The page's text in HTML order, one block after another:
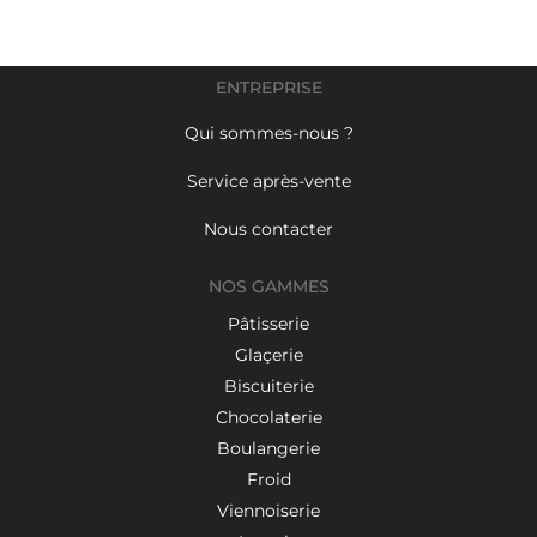
ENTREPRISE
Qui sommes-nous ?
Service après-vente
Nous contacter
NOS GAMMES
Pâtisserie
Glaçerie
Biscuiterie
Chocolaterie
Boulangerie
Froid
Viennoiserie